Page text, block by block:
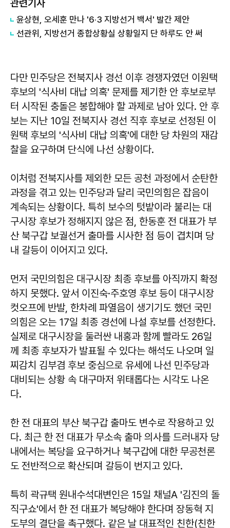
관련기사
윤상현, 오세훈 만나 '6·3 지방선거 백서' 발간 제안
선관위, 지방선거 종합상황실 상황일지 단 하루도 안 써
다만 민주당은 전북지사 경선 이후 경쟁자였던 이원택
후보의 '식사비 대납 의혹' 문제를 제기한 안 후보로부
터 시작된 충돌은 봉합해야 할 과제로 남아 있다. 안 후
보는 지난 10일 전북지사 경선 직후 후보로 선정된 이
원택 후보의 '식사비 대납 의혹'에 대한 당 차원의 재감
찰을 요구하며 단식에 나선 상황이다.
이처럼 전북지사를 제외한 모든 공천 과정에서 순탄한
과정을 겪고 있는 민주당과 달리 국민의힘은 잡음이
계속되는 상황이다. 특히 보수의 텃밭이라 불리는 대
구시장 후보가 정해지지 않은 점, 한동훈 전 대표가 부
산 북구갑 보궐선거 출마를 시사한 점 등이 겹치며 당
내 갈등이 이어지고 있다.
먼저 국민의힘은 대구시장 최종 후보를 아직까지 확정
하지 못했다. 앞서 이진숙·주호영 후보 등이 대구시장
컷오프에 반발, 한차례 파열음이 생기기도 했던 국민
의힘은 오는 17일 최종 경선에 나설 후보를 선정한다.
실제로 대구시장을 둘러싼 내홍과 함께 빨라도 26일
께 최종 후보자가 발표될 수 있다는 해석도 나오며 일
찌감치 김부겸 후보 중심으로 유세에 나선 민주당과
대비되는 상황 속 대구마저 위태롭다는 시각도 나온
다.
한 전 대표의 부산 북구갑 출마도 변수로 작용하고 있
다. 최근 한 전 대표가 무소속 출마 의사를 드러내자 당
내에서는 복당을 요구하거나 북구갑에 대한 무공천론
도 전반적으로 확산되며 갈등이 번지고 있다.
특히 곽규택 원내수석대변인은 15일 채널A '김진의 돌
직구쇼'에서 한 전 대표가 복당해야 한다며 장동혁 지
도부의 결단을 촉구했다. 같은 날 대표적인 친한(친한